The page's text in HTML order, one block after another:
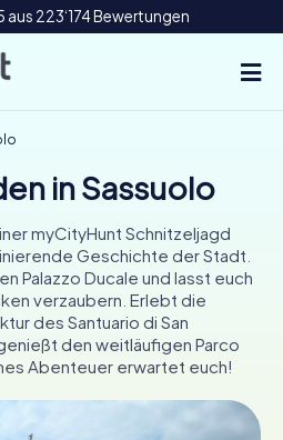
aus 223‘174 Bewertungen
CH
DE
in Sassuolo
myCityHunt Schnitzeljagd
Geschichte der Stadt.
Palazzo Ducale und lasst euch
verzaubern. Erlebt die
des Santuario di San
den weitläufigen Parco
Abenteuer erwartet euch!